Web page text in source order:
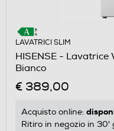
LAVATRICI SLIM
HISENSE - Lavatrice
Bianco
€ 389,00
Acquisto online:
Ritiro in negozio in 30'